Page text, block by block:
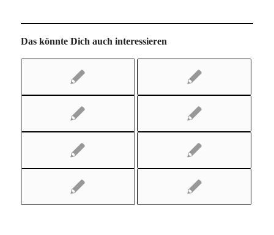
Das könnte Dich auch interessieren